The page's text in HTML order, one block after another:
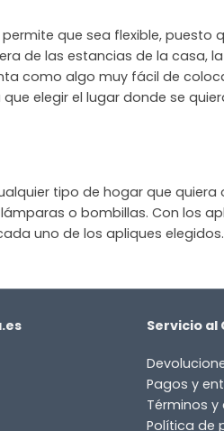
que sea flexible,
de las estancias de la casa,
como algo muy fácil de
elegir el lugar donde se
tipo de hogar que
o bombillas. Con los
uno de los apliques elegidos.
Servicio al
Pagos y
Términos
Política de